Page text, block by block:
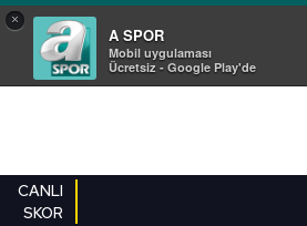
×
A SPOR
Mobil uygulaması
Ücretsiz - Google Play'de
CANLI
SKOR